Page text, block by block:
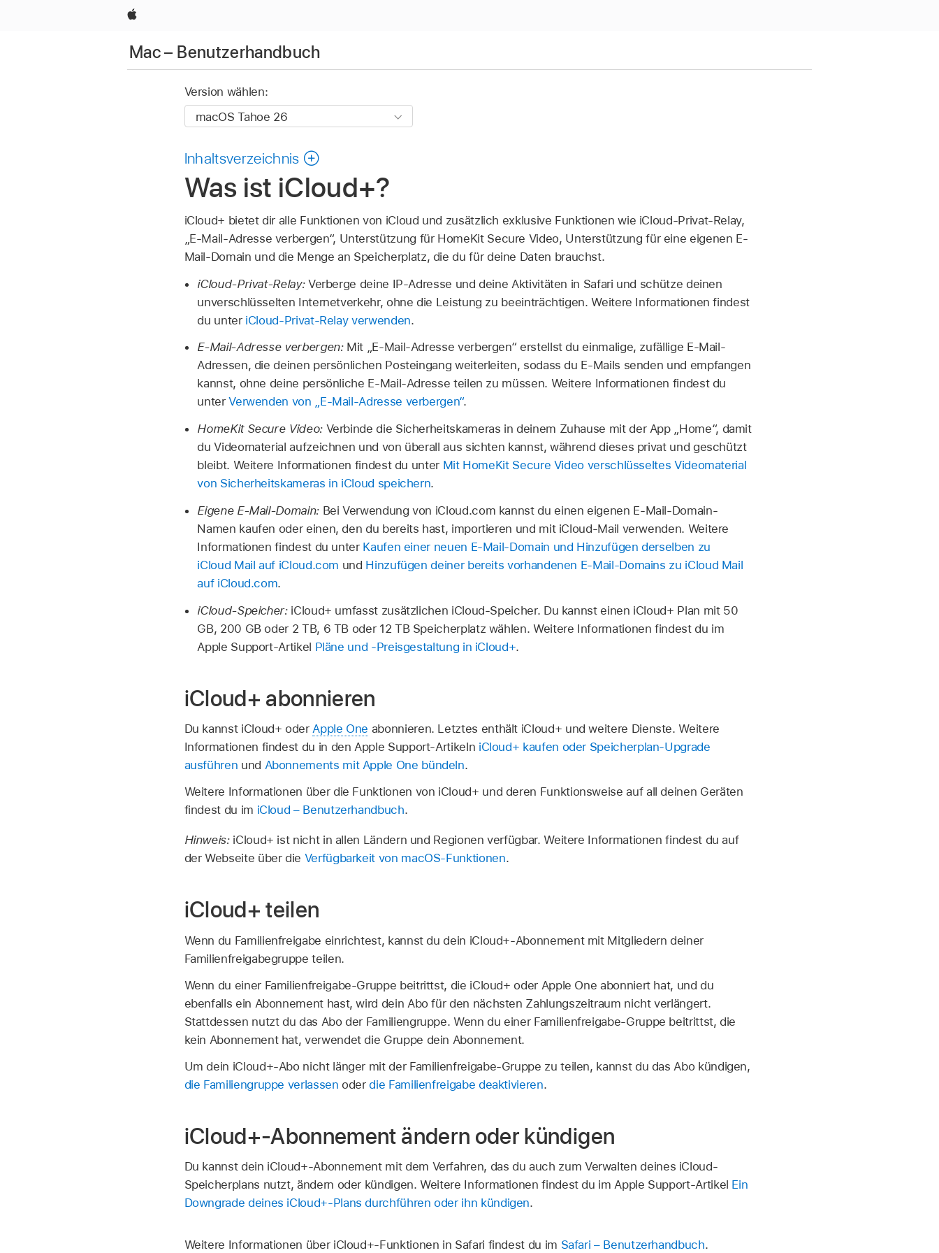
Apple
Mac – Benutzerhandbuch
Version wählen:
Inhaltsverzeichnis
Was ist iCloud+?
iCloud+ bietet dir alle Funktionen von iCloud und zusätzlich exklusive Funktionen wie iCloud-Privat-Relay,
„E-Mail-Adresse verbergen“, Unterstützung für HomeKit Secure Video, Unterstützung für eine eigenen E-
Mail-Domain und die Menge an Speicherplatz, die du für deine Daten brauchst.
iCloud-Privat-Relay:Verberge deine IP-Adresse und deine Aktivitäten in Safari und schütze deinen
unverschlüsselten Internetverkehr, ohne die Leistung zu beeinträchtigen. Weitere Informationen findest
du unter iCloud-Privat-Relay verwenden.
E‑Mail-Adresse verbergen:Mit „E-Mail-Adresse verbergen“ erstellst du einmalige, zufällige E-Mail-
Adressen, die deinen persönlichen Posteingang weiterleiten, sodass du E-Mails senden und empfangen
kannst, ohne deine persönliche E-Mail-Adresse teilen zu müssen. Weitere Informationen findest du
unterVerwenden von „E‑Mail-Adresse verbergen“.
HomeKit Secure Video:Verbinde die Sicherheitskameras in deinem Zuhause mit der App „Home“, damit
du Videomaterial aufzeichnen und von überall aus sichten kannst, während dieses privat und geschützt
bleibt. Weitere Informationen findest du unter Mit HomeKit Secure Video verschlüsseltes Videomaterial
von Sicherheitskameras in iCloud speichern.
Eigene E-Mail-Domain:Bei Verwendung von iCloud.com kannst du einen eigenen E-Mail-Domain-
Namen kaufen oder einen, den du bereits hast, importieren und mit iCloud-Mail verwenden. Weitere
Informationen findest du unter Kaufen einer neuen E-Mail-Domain und Hinzufügen derselben zu
iCloud Mail auf iCloud.com und Hinzufügen deiner bereits vorhandenen E-Mail-Domains zu iCloud Mail
auf iCloud.com.
iCloud-Speicher:iCloud+ umfasst zusätzlichen iCloud-Speicher. Du kannst einen iCloud+ Plan mit 50
GB, 200 GB oder 2 TB, 6 TB oder 12 TB Speicherplatz wählen. Weitere Informationen findest du im
Apple Support-Artikel Pläne und -Preisgestaltung in iCloud+.
iCloud+ abonnieren
Du kannst iCloud+ oderApple One abonnieren. Letztes enthält iCloud+ und weitere Dienste. Weitere
Informationen findest du in den Apple Support-Artikeln iCloud+ kaufen oder Speicherplan-Upgrade
ausführen und Abonnements mit Apple One bündeln.
Weitere Informationen über die Funktionen von iCloud+ und deren Funktionsweise auf all deinen Geräten
findest du im iCloud – Benutzerhandbuch.
Hinweis: iCloud+ ist nicht in allen Ländern und Regionen verfügbar. Weitere Informationen findest du auf
der Webseite über die Verfügbarkeit von macOS-Funktionen.
iCloud+ teilen
Wenn du Familienfreigabe einrichtest, kannst du dein iCloud+-Abonnement mit Mitgliedern deiner
Familienfreigabegruppe teilen.
Wenn du einer Familienfreigabe-Gruppe beitrittst, die iCloud+ oder Apple One abonniert hat, und du
ebenfalls ein Abonnement hast, wird dein Abo für den nächsten Zahlungszeitraum nicht verlängert.
Stattdessen nutzt du das Abo der Familiengruppe. Wenn du einer Familienfreigabe-Gruppe beitrittst, die
kein Abonnement hat, verwendet die Gruppe dein Abonnement.
Um dein iCloud+-Abo nicht länger mit der Familienfreigabe-Gruppe zu teilen, kannst du das Abo kündigen,
die Familiengruppe verlassen oderdie Familienfreigabe deaktivieren.
iCloud+-Abonnement ändern oder kündigen
Du kannst dein iCloud+-Abonnement mit dem Verfahren, das du auch zum Verwalten deines iCloud-
Speicherplans nutzt, ändern oder kündigen. Weitere Informationen findest du im Apple Support-Artikel Ein
Downgrade deines iCloud+-Plans durchführen oder ihn kündigen.
Weitere Informationen über iCloud+-Funktionen in Safari findest du im Safari – Benutzerhandbuch.